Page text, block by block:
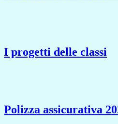
I progetti delle classi
Polizza assicurativa